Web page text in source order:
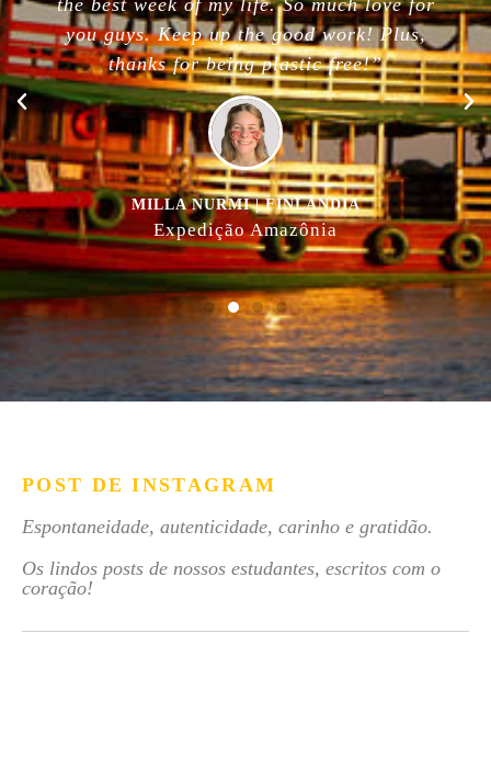
the best week of my life. So much love for
you guys. Keep up the good work! Plus,
thanks for being plastic free!”
MILLA NURMI | FINLÂNDIA
Expedição Amazônia
POST DE INSTAGRAM
Espontaneidade, autenticidade, carinho e gratidão.
Os lindos posts de nossos estudantes, escritos com o
coração!